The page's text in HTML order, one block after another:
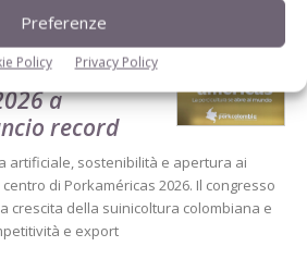
Preferenze
Policy Privacy Policy
a
record
artificiale, sostenibilità e apertura ai
di Porkaméricas 2026. Il congresso
crescita della suinicoltura colombiana e
e export